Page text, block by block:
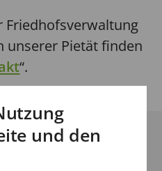
Friedhofsverwaltung
unserer Pietät finden
“.
und den